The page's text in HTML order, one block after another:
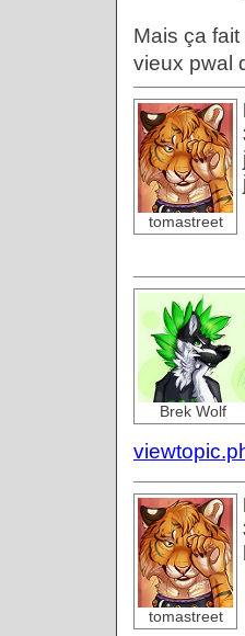
Mais ça
vieux pwal
tomastreet
Brek Wolf
tomastreet